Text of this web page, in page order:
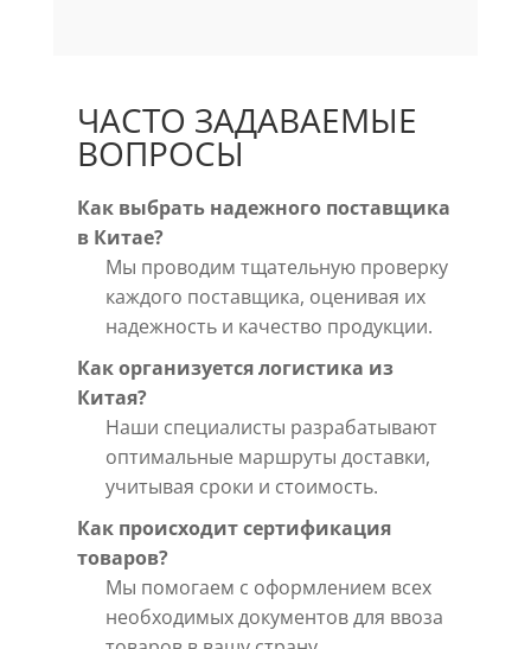
ЧАСТО ЗАДАВАЕМЫЕ
ВОПРОСЫ
Как выбрать надежного поставщика
в Китае?
Мы проводим тщательную проверку
каждого поставщика, оценивая их
надежность и качество продукции.
Как организуется логистика из
Китая?
Наши специалисты разрабатывают
оптимальные маршруты доставки,
учитывая сроки и стоимость.
Как происходит сертификация
товаров?
Мы помогаем с оформлением всех
необходимых документов для ввоза